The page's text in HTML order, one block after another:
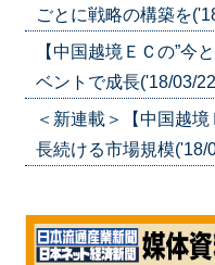
ごとに戦略の構築を
【中国越境ＥＣの”今
ベントで成長('18/03/
＜新連載＞【中国越
長続ける市場規模('18/